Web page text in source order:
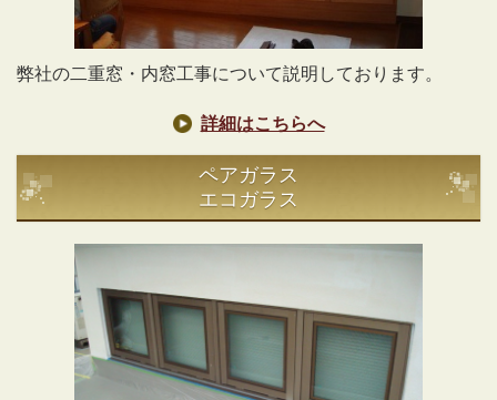
弊社の二重窓・内窓工事について説明しております。
詳細はこちらへ
ペアガラス
エコガラス